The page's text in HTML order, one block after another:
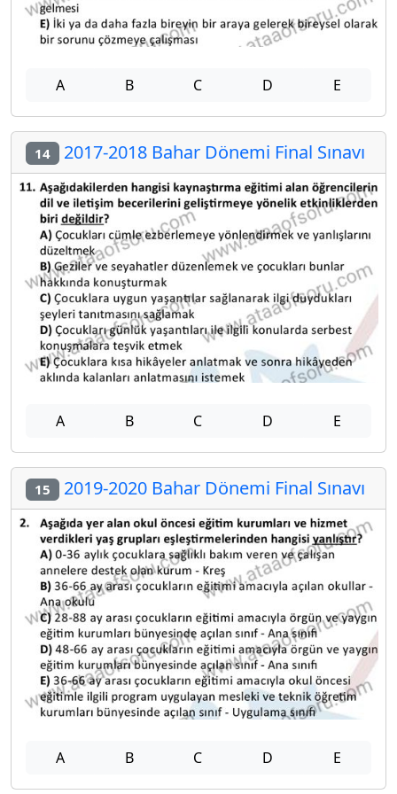
A B C D E
14 2017-2018 Bahar Dönemi Final Sınavı
A B C D E
15 2019-2020 Bahar Dönemi Final Sınavı
A B C D E